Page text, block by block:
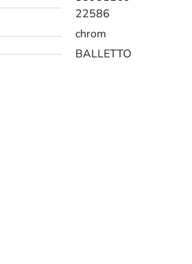
22586
chrom
BALLETTO